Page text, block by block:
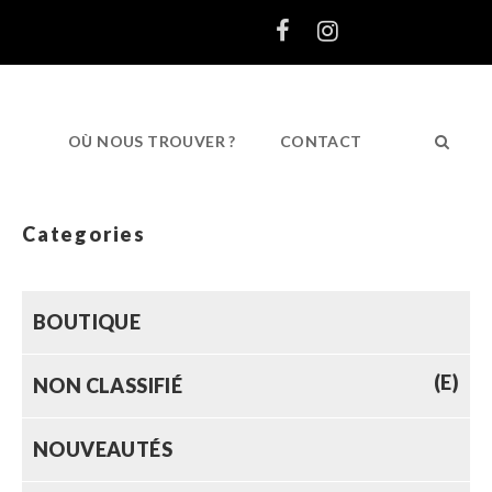
OÙ NOUS TROUVER ? CONTACT
Categories
BOUTIQUE
NON CLASSIFIÉ (E)
NOUVEAUTÉS